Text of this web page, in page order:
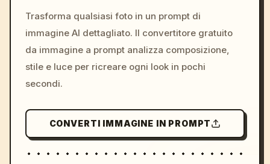
colors, 8k --v 6.0
Trasforma qualsiasi foto in un prompt di
immagine AI dettagliato. Il convertitore gratuito
da immagine a prompt analizza composizione,
stile e luce per ricreare ogni look in pochi
secondi.
CONVERTI IMMAGINE IN PROMPT